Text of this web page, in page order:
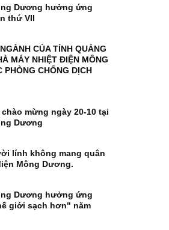
Dương hưởng ứng
thứ VII
CỦA TỈNH QUẢNG
MÁY NHIỆT ĐIỆN MÔNG
PHÒNG CHỐNG DỊCH
mừng ngày 20-10 tại
Dương
lính không mang quân
Mông Dương.
Dương hưởng ứng
giới sạch hơn" năm